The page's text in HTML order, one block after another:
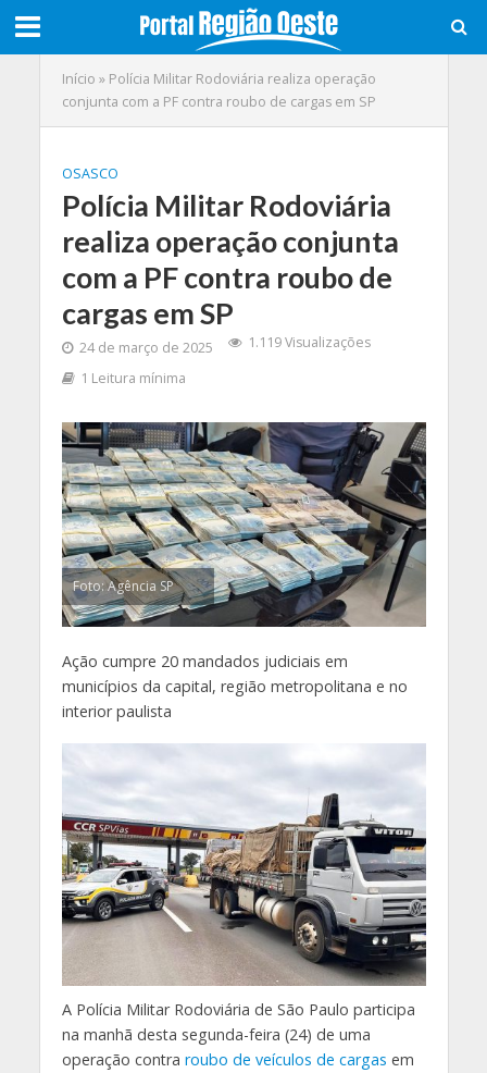
Início » Polícia Militar Rodoviária realiza operação
conjunta com a PF contra roubo de cargas em SP
OSASCO
Polícia Militar Rodoviária
realiza operação conjunta
com a PF contra roubo de
cargas em SP
24 de março de 2025
1.119 Visualizações
1 Leitura mínima
Foto: Agência SP
Ação cumpre 20 mandados judiciais em
municípios da capital, região metropolitana e no
interior paulista
A Polícia Militar Rodoviária de São Paulo participa
na manhã desta segunda-feira (24) de uma
operação contra roubo de veículos de cargas em